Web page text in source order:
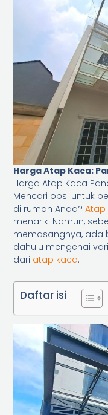
Harga Atap Kaca:
Harga Atap Kaca
Mencari opsi untuk
di rumah Anda?Atap
menarik. Namun,
memasangnya, ada
dahulu mengenai
dari atap kaca.
Daftar isi